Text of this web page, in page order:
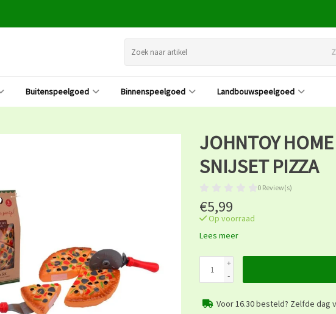
Buitenspeelgoed Binnenspeelgoed Landbouwspeelgoed
JOHNTOY
SNIJSET PIZZA
0 Review(s)
€5,99
Op voorraad
Lees meer
+
-
Voor 16.30 besteld? Zelfde dag